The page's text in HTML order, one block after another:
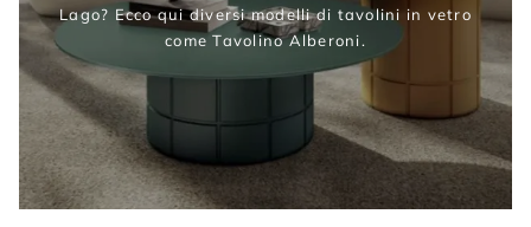
Lago? Ecco qui diversi modelli di tavolini in vetro
come Tavolino Alberoni.